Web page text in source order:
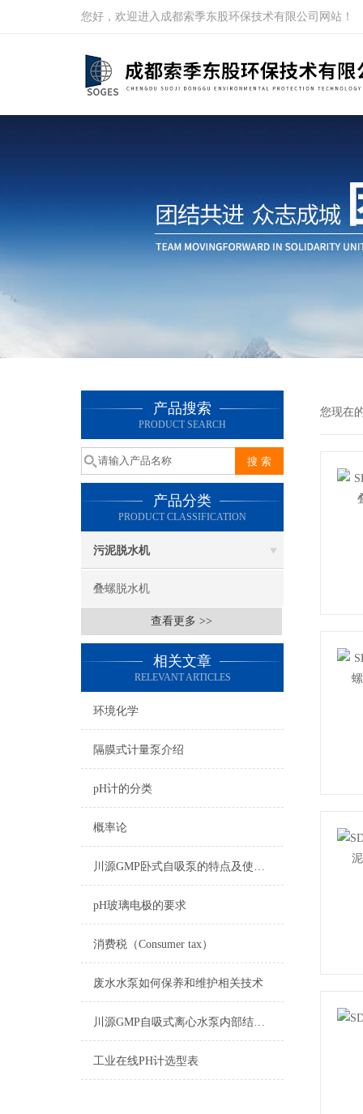
您好，欢迎进入成都索季东股环保技术有限公司网站！
产品搜索
PRODUCT SEARCH
产品分类
PRODUCT CLASSIFICATION
污泥脱水机
叠螺脱水机
查看更多 >>
相关文章
RELEVANT ARTICLES
环境化学
隔膜式计量泵介绍
pH计的分类
概率论
川源GMP卧式自吸泵的特点及使用场景概述
pH玻璃电极的要求
消费税（Consumer tax）
废水水泵如何保养和维护相关技术
川源GMP自吸式离心水泵内部结构简单，易于清洗和消毒
工业在线PH计选型表
您现在